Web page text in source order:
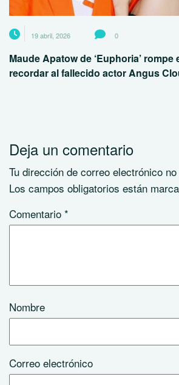
19 abril, 2026 0
Maude Apatow de ‘Euphoria’ rompe
recordar al fallecido actor Angus
Deja un comentario
Tu dirección de correo electrónico
Los campos obligatorios están
Comentario *
Nombre
Correo electrónico